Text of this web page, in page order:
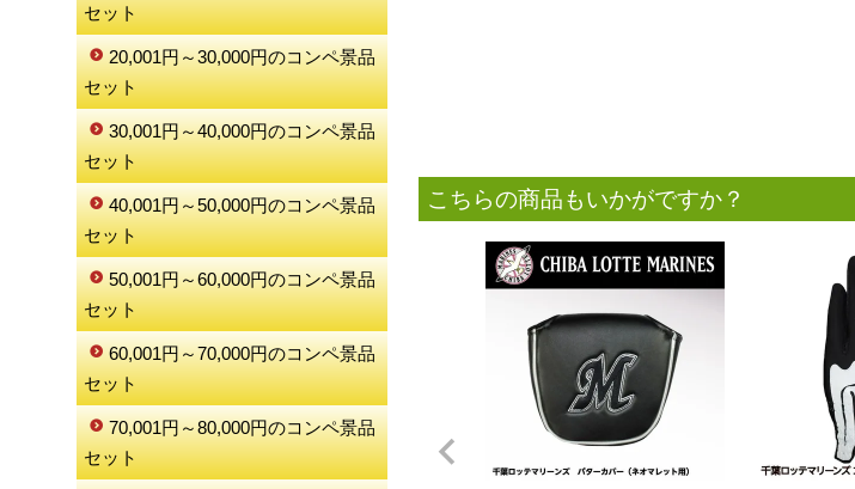
セット
20,001円～30,000円のコンペ景品
セット
30,001円～40,000円のコンペ景品
セット
40,001円～50,000円のコンペ景品
セット
50,001円～60,000円のコンペ景品
セット
60,001円～70,000円のコンペ景品
セット
70,001円～80,000円のコンペ景品
セット
こちらの商品もいかがですか？